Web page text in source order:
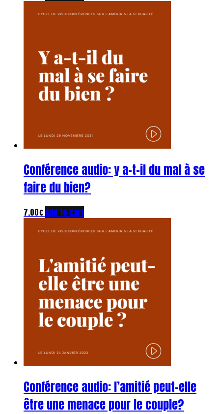
Conférence audio: y a-t-il du mal à se
faire du bien?
7.00€Add to cart
Conférence audio: l’amitié peut-elle
être une menace pour le couple?